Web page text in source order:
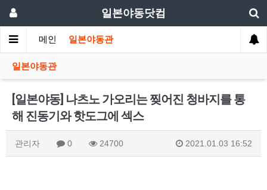
일본야동닷컴
메인 일본야동관
일본야동관
[일본야동] 나츠노 가오리는 찢어진 청바지를 통
해 진동기와 핫도그에 섹스
관리자 0 24700 2021.01.03 16:52